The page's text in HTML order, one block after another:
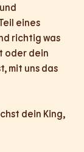
eines
richtig was
oder dein
mit uns das
dein King,